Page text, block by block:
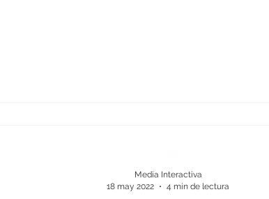
Media Interactiva
18 may 2022
4 min de lectura